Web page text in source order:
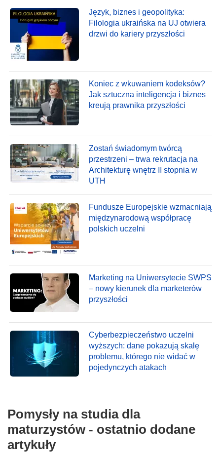
Język, biznes i geopolityka:
Filologia ukraińska na UJ otwiera
drzwi do kariery przyszłości
Koniec z wkuwaniem kodeksów?
Jak sztuczna inteligencja i biznes
kreują prawnika przyszłości
Zostań świadomym twórcą
przestrzeni – trwa rekrutacja na
Architekturę wnętrz II stopnia w
UTH
Fundusze Europejskie wzmacniają
międzynarodową współpracę
polskich uczelni
Marketing na Uniwersytecie SWPS
– nowy kierunek dla marketerów
przyszłości
Cyberbezpieczeństwo uczelni
wyższych: dane pokazują skalę
problemu, którego nie widać w
pojedynczych atakach
Pomysły na studia dla
maturzystów - ostatnio dodane
artykuły